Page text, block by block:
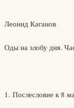
Леонид Каганов
Оды на злобу дня.
1. Послесловие к 8